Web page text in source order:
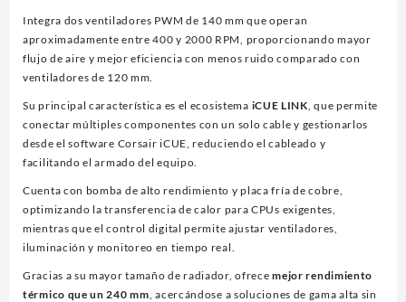
Integra dos ventiladores PWM de 140 mm que operan
aproximadamente entre 400 y 2000 RPM, proporcionando mayor
flujo de aire y mejor eficiencia con menos ruido comparado con
ventiladores de 120 mm.
Su principal característica es el ecosistema iCUE LINK , que permite
conectar múltiples componentes con un solo cable y gestionarlos
desde el software Corsair iCUE, reduciendo el cableado y
facilitando el armado del equipo.
Cuenta con bomba de alto rendimiento y placa fría de cobre,
optimizando la transferencia de calor para CPUs exigentes,
mientras que el control digital permite ajustar ventiladores,
iluminación y monitoreo en tiempo real.
Gracias a su mayor tamaño de radiador, ofrecemejor rendimiento
térmico que un 240 mm , acercándose a soluciones de gama alta sin